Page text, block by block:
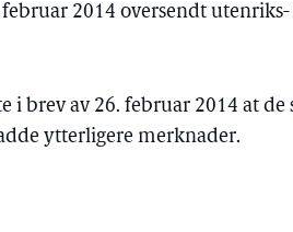
2014 oversendt
i brev av 26. februar 2014 at
ytterligere merknader.